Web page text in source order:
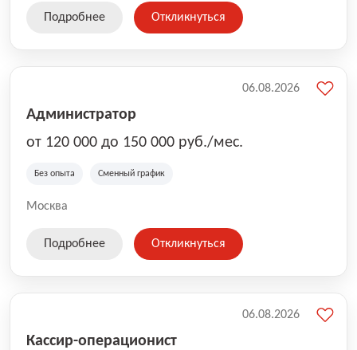
Подробнее Откликнуться
Администратор
от 120 000 до 150 000 руб./мес.
Без опыта Сменный график
Москва
06.08.2026
Подробнее Откликнуться
Кассир-операционист
06.08.2026